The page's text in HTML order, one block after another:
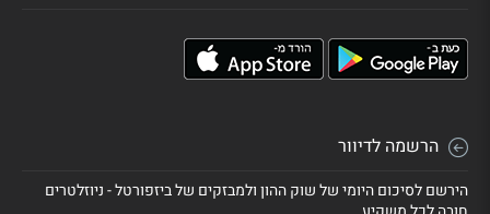
הרשמה לדיוור
הירשם לסיכום היומי של שוק ההון ולמבזקים של ביזפורטל - ניוזלטרים